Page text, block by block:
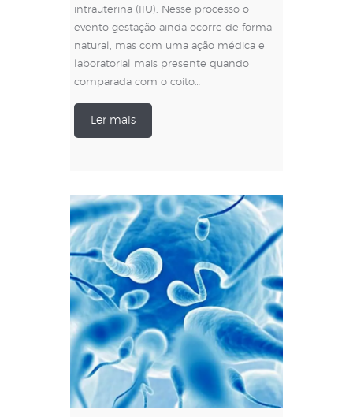
intrauterina (IIU). Nesse processo o
evento gestação ainda ocorre de forma
natural, mas com uma ação médica e
laboratorial mais presente quando
comparada com o coito…
Ler mais